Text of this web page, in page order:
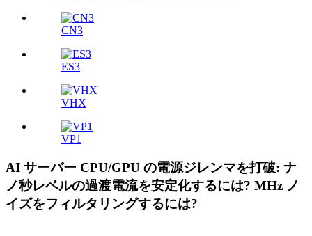
CN3
ES3
VHX
VP1
AI サーバー CPU/GPU の電源ジレンマを打破: ナ
ノ秒レベルの過渡電流を安定化するには? MHz ノ
イズをフィルタリングするには?